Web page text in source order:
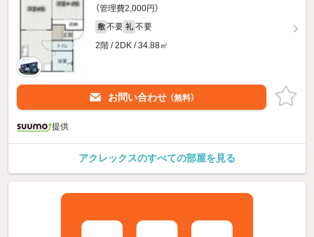
（管理費2,000円）
敷 不要 礼 不要
2階 / 2DK / 34.88㎡
お問い合わせ （無料）
提供
アクレックスのすべての部屋を見る